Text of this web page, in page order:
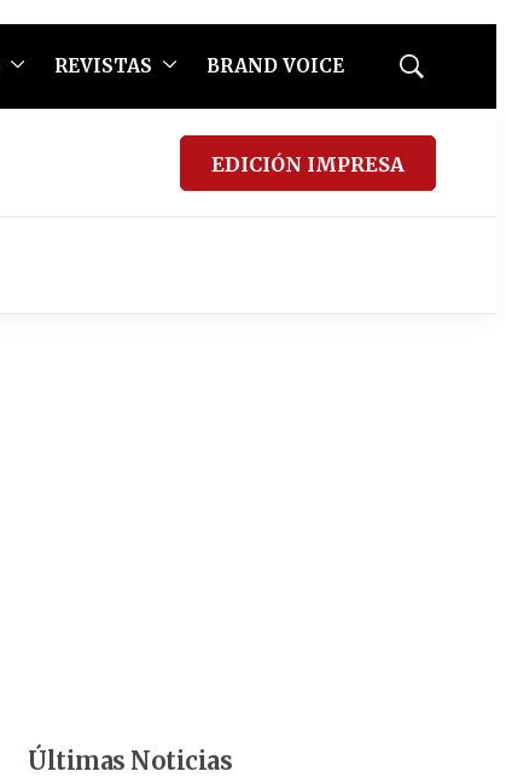
REVISTAS BRAND VOICE
Mostrar
EDICIÓN IMPRESA
Últimas Noticias